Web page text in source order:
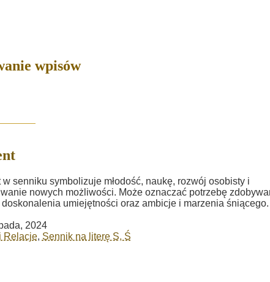
wpisów
w senniku symbolizuje młodość, naukę, rozwój osobisty i
nowych możliwości. Może oznaczać potrzebę
umiejętności oraz ambicje i marzenia śniącego.
2024
Relacje, Sennik na literę S, Ś